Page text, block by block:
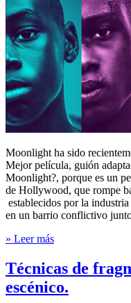
Moonlight ha sido
Mejor película, guión
Moonlight?, porque es un
de Hollywood, que rompe
establecidos por la
en un barrio conflictivo
» Leer más
Técnicas de
escénico.